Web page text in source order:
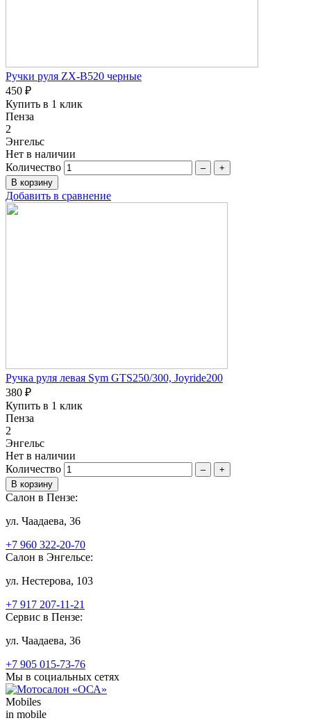
Ручки руля ZX-B520 черные
450 ₽
Купить в 1 клик
Пенза
2
Энгельс
Нет в наличии
Количество
– +
Добавить в сравнение
Ручка руля левая Sym GTS250/300, Joyride200
380 ₽
Купить в 1 клик
Пенза
2
Энгельс
Нет в наличии
Количество
– +
Салон в Пензе:
ул. Чаадаева, 36
+7 960 322-20-70
Салон в Энгельсе:
ул. Нестерова, 103
+7 917 207-11-21
Сервис в Пензе:
ул. Чаадаева, 36
+7 905 015-73-76
Мы в социальных сетях
Mobiles
in mobile